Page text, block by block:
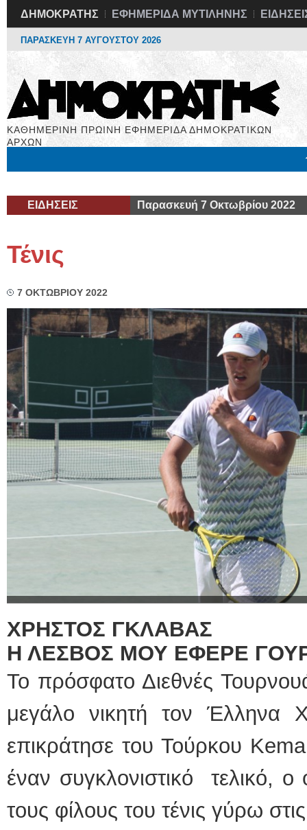
ΔΗΜΟΚΡΑΤΗΣ ΕΦΗΜΕΡΙΔΑ ΜΥΤΙΛΗΝΗΣ
ΠΑΡΑΣΚΕΥΗ 7 ΑΥΓΟΥΣΤΟΥ 2026
ΚΑΘΗΜΕΡΙΝΗ ΠΡΩΙΝΗ ΕΦΗΜΕΡΙΔΑ ΔΗΜΟΚΡΑΤΙΚΩΝ
ΑΡΧΩΝ
ΕΙΔΗΣΕΙΣ Παρασκευή 7 Οκτωβρίου 2022
Τένις
7 ΟΚΤΩΒΡΙΟΥ 2022
ΧΡΗΣΤΟΣ ΓΚΛΑΒΑΣ
Η ΛΕΣΒΟΣ ΜΟΥ ΕΦΕΡΕ
Το πρόσφατο Διεθνές
μεγάλο νικητή τον Έλληνα
επικράτησε του Τούρκου
έναν συγκλονιστικό τελικό,
τους φίλους του τένις γύρω